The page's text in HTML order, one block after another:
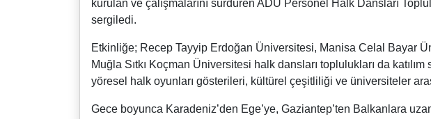
kurulan ve çalışmalarını sürdüren ADÜ Personel Halk Dansları
sergiledi.
Etkinliğe; Recep Tayyip Erdoğan Üniversitesi, Manisa Celal Bayar
Muğla Sıtkı Koçman Üniversitesi halk dansları toplulukları da
yöresel halk oyunları gösterileri, kültürel çeşitliliği ve üniversiteler
Gece boyunca Karadeniz’den Ege’ye, Gaziantep’ten Balkanlara